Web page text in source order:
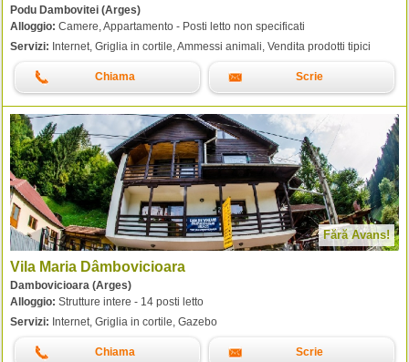
Podu Dambovitei (Arges)
Alloggio: Camere, Appartamento - Posti letto non specificati
Servizi: Internet, Griglia in cortile, Ammessi animali, Vendita prodotti tipici
Chiama Scrie
Fără Avans!
Vila Maria Dâmbovicioara
Dambovicioara (Arges)
Alloggio: Strutture intere - 14 posti letto
Servizi: Internet, Griglia in cortile, Gazebo
Chiama Scrie